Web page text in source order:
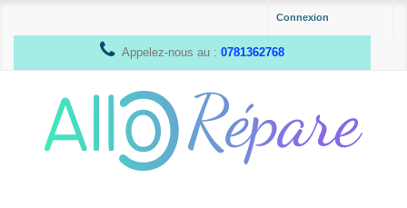
Connexion
Appelez-nous au : 0781362768